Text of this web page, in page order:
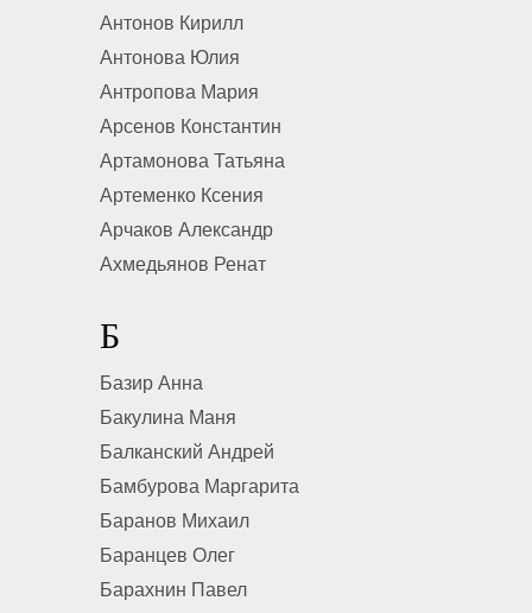
Антонов Кирилл
Антонова Юлия
Антропова Мария
Арсенов Константин
Артамонова Татьяна
Артеменко Ксения
Арчаков Александр
Ахмедьянов Ренат
Б
Базир Анна
Бакулина Маня
Балканский Андрей
Бамбурова Маргарита
Баранов Михаил
Баранцев Олег
Барахнин Павел